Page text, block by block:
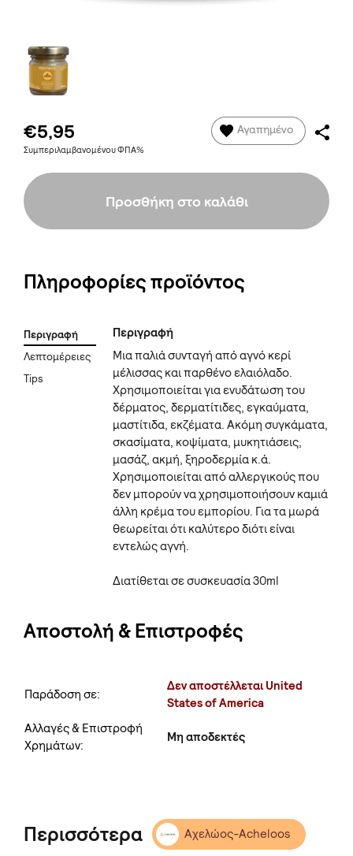
€5,95
Συμπεριλαμβανομένου ΦΠΑ%
Αγαπημένο
Προσθήκη στο καλάθι
Πληροφορίες προϊόντος
Περιγραφή
Λεπτομέρειες
Tips
Περιγραφή
Μια παλιά συνταγή από αγνό κερί
μέλισσας και παρθένο ελαιόλαδο.
Χρησιμοποιείται για ενυδάτωση του
δέρματος, δερματίτιδες, εγκαύματα,
μαστίτιδα, εκζέματα. Ακόμη συγκάματα,
σκασίματα, κοψίματα, μυκητιάσεις,
μασάζ, ακμή, ξηροδερμία κ.ά.
Χρησιμοποιείται από αλλεργικούς που
δεν μπορούν να χρησιμοποιήσουν καμιά
άλλη κρέμα του εμπορίου. Για τα μωρά
θεωρείται ότι καλύτερο διότι είναι
εντελώς αγνή.
Διατίθεται σε συσκευασία 30ml
Αποστολή & Επιστροφές
Παράδοση σε:
Δεν αποστέλλεται United
States of America
Αλλαγές & Επιστροφή
Χρημάτων:
Μη αποδεκτές
Περισσότερα Αχελώος-Acheloos